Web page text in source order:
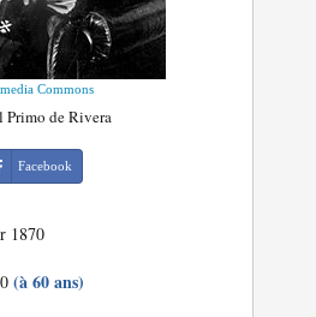
Commons
de Rivera
Facebook
1870
(à 60 ans)